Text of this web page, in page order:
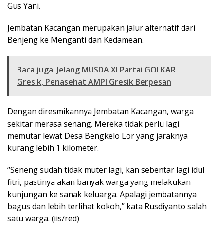
Gus Yani.
Jembatan Kacangan merupakan jalur alternatif dari
Benjeng ke Menganti dan Kedamean.
Baca juga Jelang MUSDA XI Partai GOLKAR
Gresik, Penasehat AMPI Gresik Berpesan
Dengan diresmikannya Jembatan Kacangan, warga
sekitar merasa senang. Mereka tidak perlu lagi
memutar lewat Desa Bengkelo Lor yang jaraknya
kurang lebih 1 kilometer.
“Seneng sudah tidak muter lagi, kan sebentar lagi idul
fitri, pastinya akan banyak warga yang melakukan
kunjungan ke sanak keluarga. Apalagi jembatannya
bagus dan lebih terlihat kokoh,” kata Rusdiyanto salah
satu warga. (iis/red)